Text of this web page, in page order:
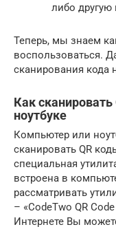
либо
Теперь, мы знаем
воспользоваться.
сканирования кода
Как
ноутбуке
Компьютер или
сканировать QR
специальная
встроена в
рассматривать
– «CodeTwo QR
Интернете Вы